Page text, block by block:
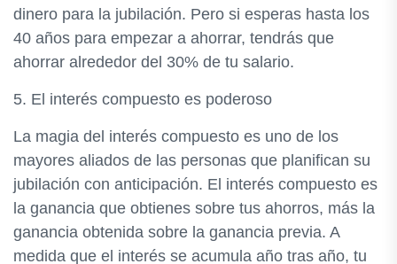
dinero para la jubilación. Pero si esperas hasta los
40 años para empezar a ahorrar, tendrás que
ahorrar alrededor del 30% de tu salario.
5. El interés compuesto es poderoso
La magia del interés compuesto es uno de los
mayores aliados de las personas que planifican su
jubilación con anticipación. El interés compuesto es
la ganancia que obtienes sobre tus ahorros, más la
ganancia obtenida sobre la ganancia previa. A
medida que el interés se acumula año tras año, tu